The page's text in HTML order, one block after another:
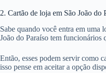
2. Cartão de loja em São João do
Sabe quando você entra em uma
João do Paraíso tem funcionários
Então, esses podem servir como
isso pense em aceitar a opção